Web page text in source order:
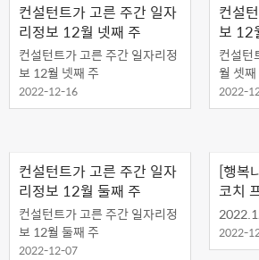
컨설턴트가 고른 주간 일자
리정보 12월 넷째 주
컨설턴트가 고른 주간 일자리정
보 12월 넷째 주
2022-12-16
컨설
보 12
컨설턴
월 셋째
2022-
컨설턴트가 고른 주간 일자
리정보 12월 둘째 주
컨설턴트가 고른 주간 일자리정
보 12월 둘째 주
2022-12-07
[행복
코치
모집
2022-